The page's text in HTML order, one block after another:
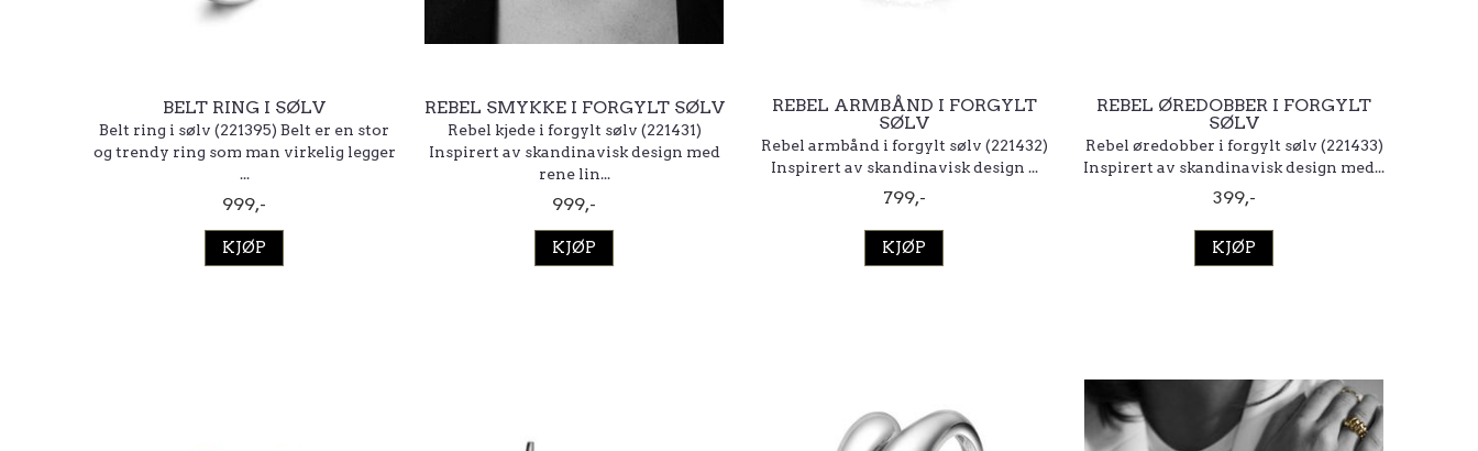
BELT RING I SØLV
Belt ring i sølv (221395) Belt er en stor
og trendy ring som man virkelig legger
...
999,-
KJØP
REBEL SMYKKE I FORGYLT SØLV
Rebel kjede i forgylt sølv (221431)
Inspirert av skandinavisk design med
rene lin...
999,-
KJØP
REBEL ARMBÅND I FORGYLT
SØLV
Rebel armbånd i forgylt sølv (221432)
Inspirert av skandinavisk design ...
799,-
KJØP
REBEL ØREDOBBER I FORGYLT
SØLV
Rebel øredobber i forgylt sølv (221433)
Inspirert av skandinavisk design med...
399,-
KJØP